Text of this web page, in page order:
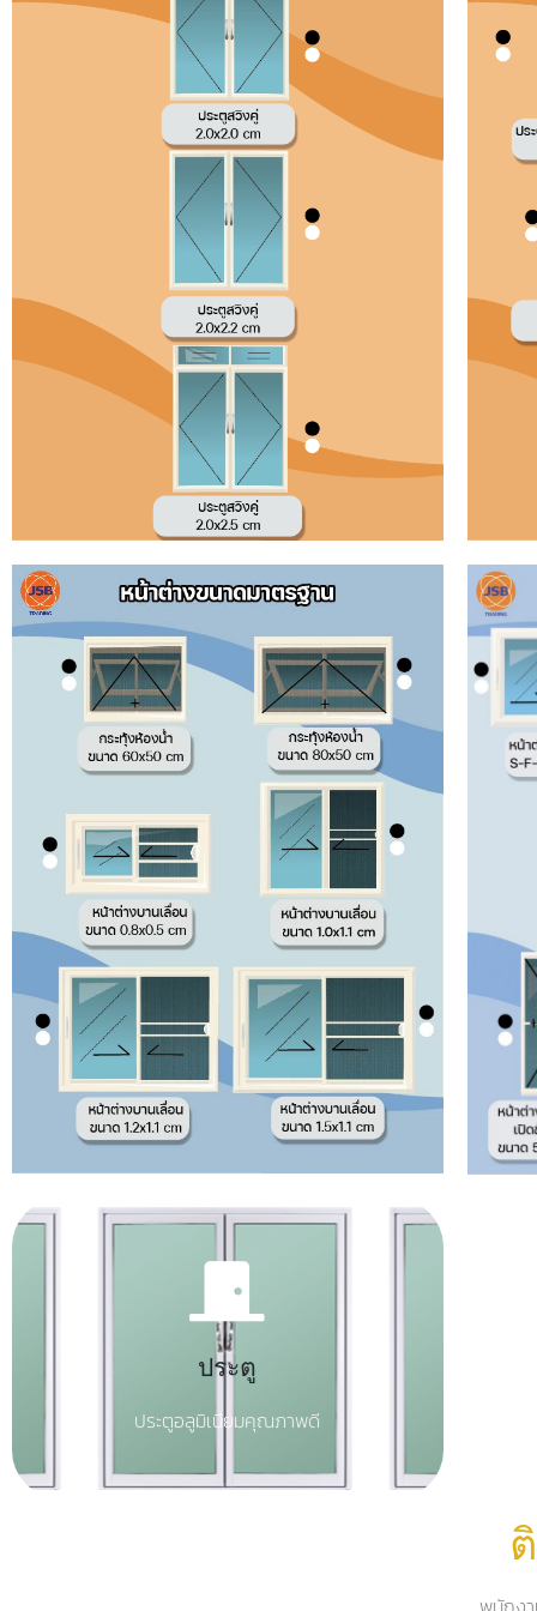
ประตู
ประตูอลูมิเนียมคุณภาพดี
สั่งซื้อประตู
Click Here